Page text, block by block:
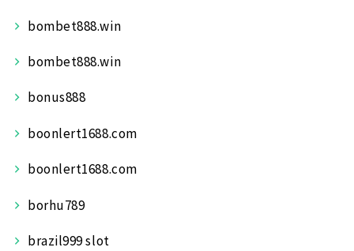
bombet888.win
bombet888.win
bonus888
boonlert1688.com
boonlert1688.com
borhu789
brazil999 slot